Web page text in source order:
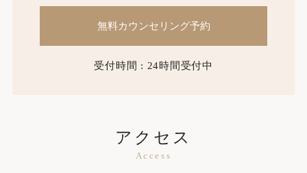
無料カウンセリング予約
受付時間 : 24時間受付中
アクセス
Access